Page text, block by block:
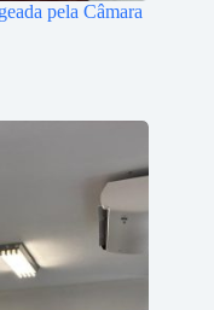
pela Câmara